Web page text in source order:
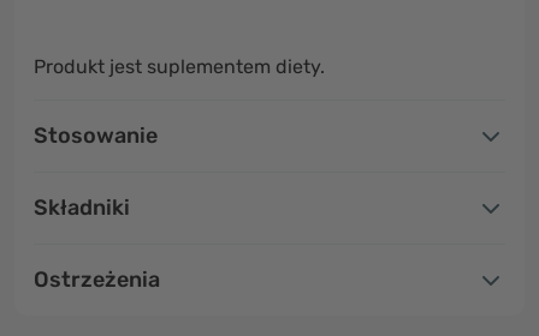
Produkt jest suplementem diety.
Stosowanie
Składniki
Ostrzeżenia